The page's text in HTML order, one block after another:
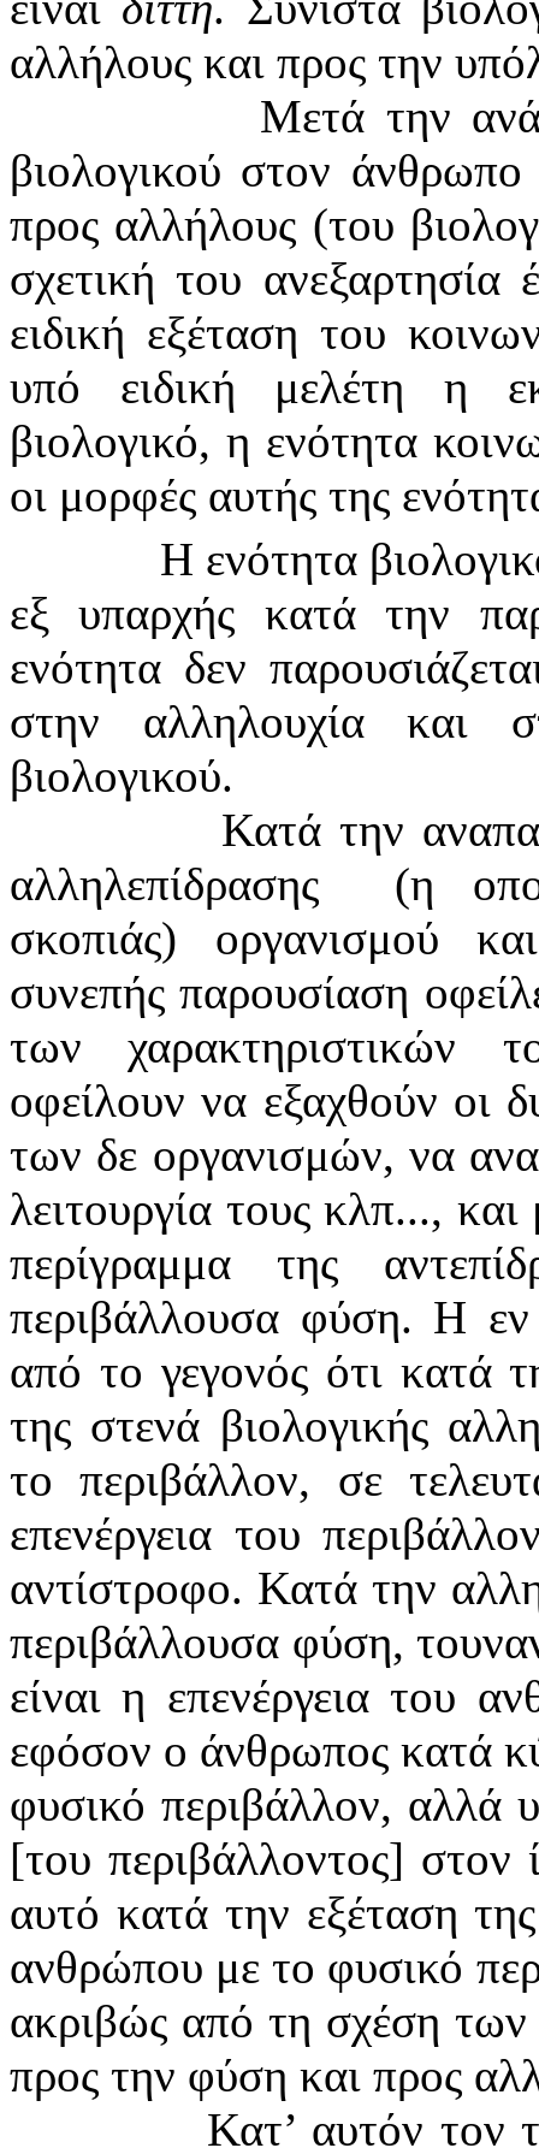
αλλήλους και προς την
Μετά την
βιολογικού στον
προς αλλήλους (του
σχετική του ανεξαρτησία
ειδική εξέταση του
υπό ειδική μελέτη η
βιολογικό, η ενότητα
οι μορφές αυτής της
Η ενότητα
εξ υπαρχής κατά την
ενότητα δεν
στην αλληλουχία και
βιολογικού.
Κατά την
αλληλεπίδρασης
(η
σκοπιάς) οργανισμού
συνεπής παρουσίαση
των χαρακτηριστικών
οφείλουν να εξαχθούν οι
των δε οργανισμών, να
λειτουργία τους κλπ...,
περίγραμμα της
περιβάλλουσα φύση. Η εν
από το γεγονός ότι κατά
της στενά βιολογικής
το περιβάλλον, σε
επενέργεια του
αντίστροφο. Κατά την
περιβάλλουσα φύση,
είναι η επενέργεια του
εφόσον ο άνθρωπος κατά
φυσικό περιβάλλον, αλλά
[του περιβάλλοντος] στον
αυτό κατά την εξέταση
ανθρώπου με το φυσικό
ακριβώς από τη σχέση
προς την φύση και προς
Κατ’ αυτόν τον